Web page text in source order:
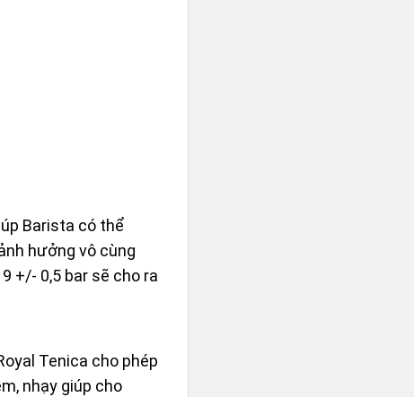
Barista có thể
hưởng vô cùng
+/- 0,5 bar sẽ cho ra
Tenica cho phép
nhạy giúp cho